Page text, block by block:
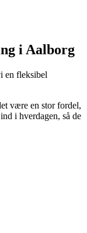
i Aalborg
en fleksibel
være en stor fordel,
i hverdagen, så de